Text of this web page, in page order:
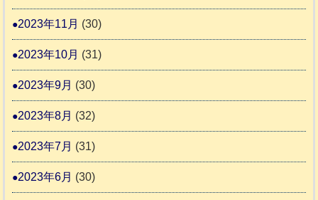
2023年11月 (30)
2023年10月 (31)
2023年9月 (30)
2023年8月 (32)
2023年7月 (31)
2023年6月 (30)